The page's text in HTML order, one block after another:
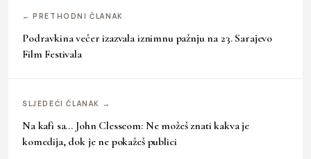
← PRETHODNI ČLANAK
Podravkina večer izazvala iznimnu pažnju na 23. Sarajevo
Film Festivala
SLJEDEĆI ČLANAK →
Na kafi sa… John Clesseom: Ne možeš znati kakva je
komedija, dok je ne pokažeš publici